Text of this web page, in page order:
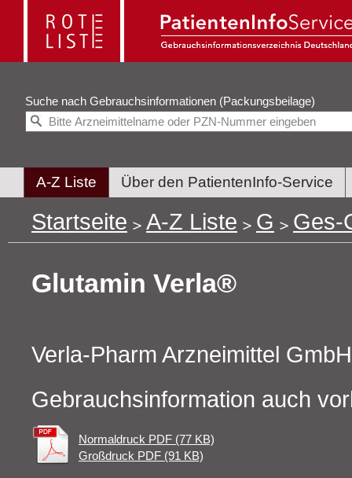
Suche nach Gebrauchsinformationen (Packungsbeilage)
A-Z Liste Über den PatientenInfo-Service
Startseite A-Z Liste G Ges-
Glutamin Verla®
Verla-Pharm Arzneimittel
Gebrauchsinformation auch
Normaldruck PDF (77 KB)
Großdruck PDF (91 KB)